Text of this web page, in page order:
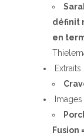
définit
en
Extraits
Images
Fusion